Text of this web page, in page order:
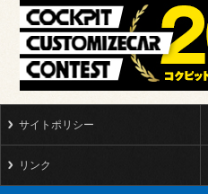
サイトポリシー
リンク